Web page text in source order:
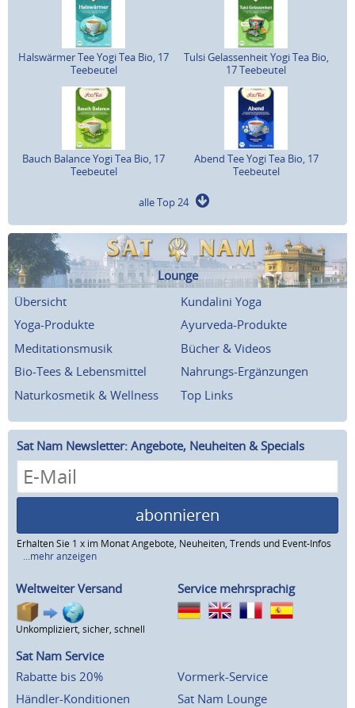
Halswärmer Tee Yogi Tea Bio, 17
Teebeutel
Tulsi Gelassenheit Yogi Tea Bio,
17 Teebeutel
Bauch Balance Yogi Tea Bio, 17
Teebeutel
Abend Tee Yogi Tea Bio, 17
Teebeutel
alle Top 24
Lounge
Übersicht
Kundalini Yoga
Yoga-Produkte
Ayurveda-Produkte
Meditationsmusik
Bücher & Videos
Bio-Tees & Lebensmittel
Nahrungs-Ergänzungen
Naturkosmetik & Wellness
Top Links
Sat Nam Newsletter: Angebote, Neuheiten & Specials
abonnieren
Erhalten Sie 1 x im Monat Angebote, Neuheiten, Trends und Event-Infos
...mehr anzeigen
Weltweiter Versand
Unkompliziert, sicher, schnell
Service mehrsprachig
Sat Nam Service
Rabatte bis 20%
Händler-Konditionen
Vormerk-Service
Sat Nam Lounge